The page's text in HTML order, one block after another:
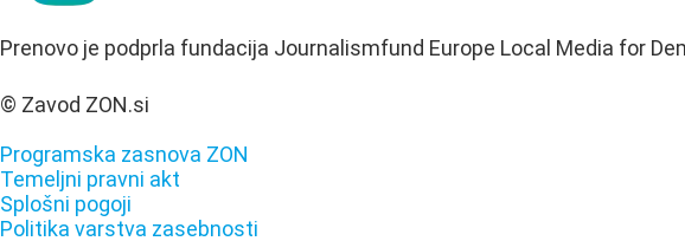
Prenovo je podprla fundacija Journalismfund Europe Local Media for
© Zavod ZON.si
Programska zasnova ZON
Temeljni pravni akt
Splošni pogoji
Politika varstva zasebnosti